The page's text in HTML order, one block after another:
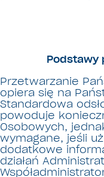
Podstawy
Przetwarzanie
opiera się na
Standardowa
powoduje
Osobowych,
wymagane, jeśli
dodatkowe
działań